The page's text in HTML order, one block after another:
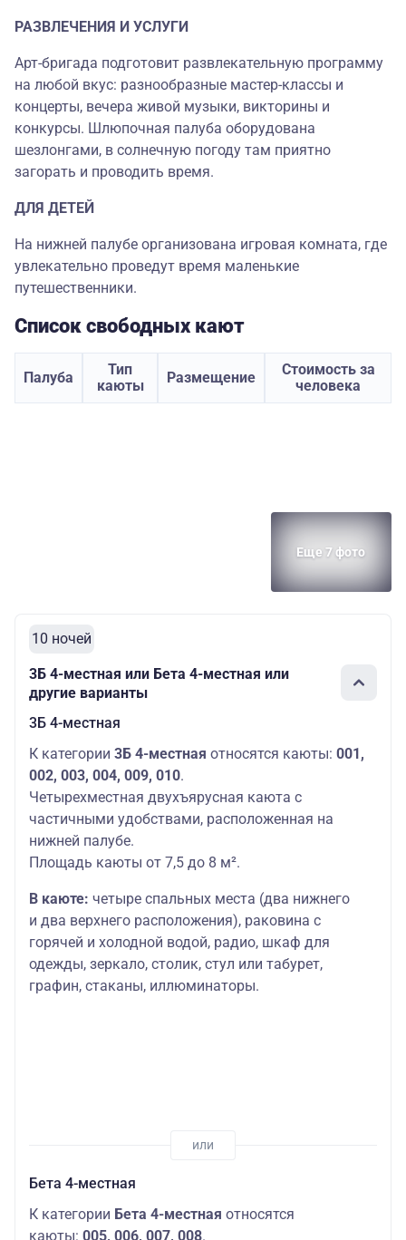
РАЗВЛЕЧЕНИЯ И УСЛУГИ
Арт-бригада подготовит развлекательную программу
на любой вкус: разнообразные мастер-классы и
концерты, вечера живой музыки, викторины и
конкурсы. Шлюпочная палуба оборудована
шезлонгами, в солнечную погоду там приятно
загорать и проводить время.
ДЛЯ ДЕТЕЙ
На нижней палубе организована игровая комната, где
увлекательно проведут время маленькие
путешественники.
Список свободных кают
Палуба
Тип
каюты
Размещение
Стоимость за
человека
Еще 7 фото
10 ночей
3Б 4-местная или Бета 4-местная или
другие варианты
3Б 4-местная
К категории 3Б 4-местная относятся каюты: 001,
002, 003, 004, 009, 010.
Четырехместная двухъярусная каюта с
частичными удобствами, расположенная на
нижней палубе.
Площадь каюты от 7,5 до 8 м².
В каюте: четыре спальных места (два нижнего
и два верхнего расположения), раковина с
горячей и холодной водой, радио, шкаф для
одежды, зеркало, столик, стул или табурет,
графин, стаканы, иллюминаторы.
Бета 4-местная
К категории Бета 4-местная относятся
каюты: 005, 006, 007, 008.